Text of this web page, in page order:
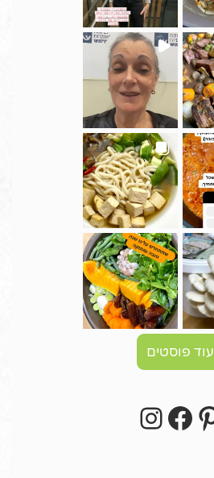
עוד פוסטים
Pinterest
Facebook